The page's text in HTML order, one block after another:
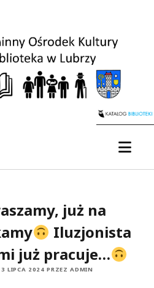
już na
Iluzjonista
już pracuje…
LIPCA 2024 PRZEZ ADMIN